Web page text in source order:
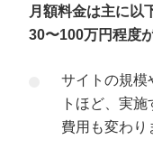
プロに無料相談をする
サイトマップ
プライバシ
月額料金は主に以
30〜100万円程度
サイトの規模
トほど、実
費用も変わり